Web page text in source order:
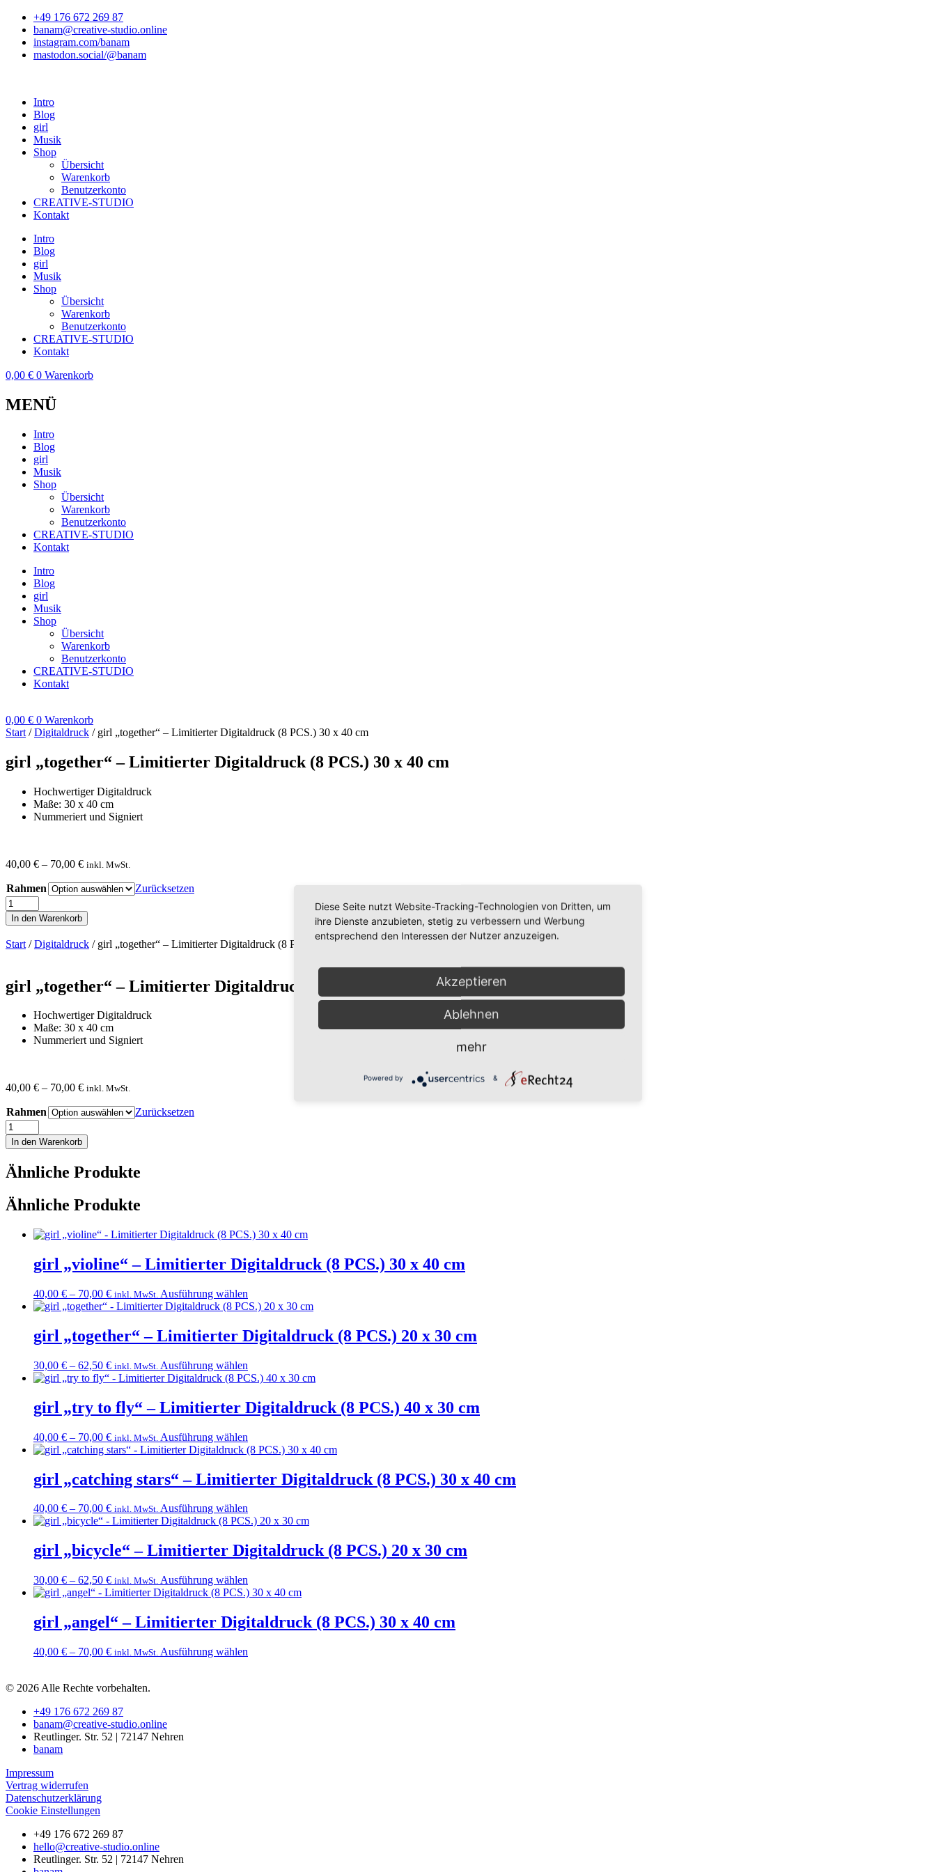
Zum
Inhalt
springen
+49 176 672 269 87
banam@creative-studio.online
instagram.com/banam
mastodon.social/@banam
Intro
Blog
girl
Musik
Shop
Übersicht
Warenkorb
Benutzerkonto
CREATIVE-STUDIO
Kontakt
Intro
Blog
girl
Musik
Shop
Übersicht
Warenkorb
Benutzerkonto
CREATIVE-STUDIO
Kontakt
0,00 € 0 Warenkorb
MENÜ
Intro
Blog
girl
Musik
Shop
Übersicht
Warenkorb
Benutzerkonto
CREATIVE-STUDIO
Kontakt
Intro
Blog
girl
Musik
Shop
Übersicht
Warenkorb
Benutzerkonto
CREATIVE-STUDIO
Kontakt
0,00 € 0 Warenkorb
Start /Digitaldruck / girl „together“ – Limitierter Digitaldruck (8 PCS.) 30 x 40 cm
girl „together“ – Limitierter Digitaldruck (8 PCS.) 30 x 40 cm
Hochwertiger Digitaldruck
Maße: 30 x 40 cm
Nummeriert und Signiert
40,00 € – 70,00 € inkl. MwSt.
Rahmen
Zurücksetzen
girl
„together“
-
Limitierter
Digitaldruck
30
Menge
In den Warenkorb
Start /Digitaldruck / girl „together“ – Limitierter Digitaldruck (8 PCS.) 30 x 40 cm
girl „together“ – Limitierter Digitaldruck (8 PCS.) 30 x 40 cm
Hochwertiger Digitaldruck
Maße: 30 x 40 cm
Nummeriert und Signiert
40,00 € – 70,00 € inkl. MwSt.
Rahmen
Zurücksetzen
girl
„together“
-
Limitierter
Digitaldruck
PCS.)
30
Menge
In den Warenkorb
Ähnliche Produkte
Ähnliche Produkte
girl „violine“ – Limitierter Digitaldruck (8 PCS.) 30 x 40 cm
40,00 € – 70,00 € inkl. MwSt. Ausführung wählen
Produkt
mehrere
Varianten
Die
Optionen
auf
der
gewählt
werden
girl „together“ – Limitierter Digitaldruck (8 PCS.) 20 x 30 cm
30,00 € – 62,50 € inkl. MwSt. Ausführung wählen
Produkt
mehrere
Varianten
Die
Optionen
auf
der
gewählt
werden
girl „try to fly“ – Limitierter Digitaldruck (8 PCS.) 40 x 30 cm
40,00 € – 70,00 € inkl. MwSt. Ausführung wählen
Produkt
mehrere
Varianten
Die
Optionen
auf
der
gewählt
werden
girl „catching stars“ – Limitierter Digitaldruck (8 PCS.) 30 x 40 cm
40,00 € – 70,00 € inkl. MwSt. Ausführung wählen
Produkt
mehrere
Varianten
Die
Optionen
auf
der
gewählt
girl „bicycle“ – Limitierter Digitaldruck (8 PCS.) 20 x 30 cm
30,00 € – 62,50 € inkl. MwSt. Ausführung wählen
Produkt
mehrere
Varianten
Die
girl „angel“ – Limitierter Digitaldruck (8 PCS.) 30 x 40 cm
40,00 € – 70,00 € inkl. MwSt. Ausführung wählen
© 2026 Alle Rechte vorbehalten.
+49 176 672 269 87
banam@creative-studio.online
Reutlinger. Str. 52 | 72147 Nehren
banam
Impressum
Vertrag widerrufen
Datenschutzerklärung
Cookie Einstellungen
+49 176 672 269 87
hello@creative-studio.online
Reutlinger. Str. 52 | 72147 Nehren
Diese Seite nutzt Website-Tracking-Technologien von Dritten, um
ihre Dienste anzubieten, stetig zu verbessern und Werbung
entsprechend den Interessen der Nutzer anzuzeigen.
Akzeptieren
Ablehnen
mehr
Powered by &